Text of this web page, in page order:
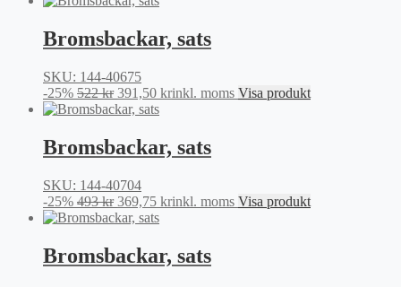
Bromsbackar, sats
SKU: 144-40675
-25% 522kr Det
ursprungliga
var:
522 kr.
391,50 krDet
391,50 kr.
inkl. moms Visa produkt
Bromsbackar, sats
SKU: 144-40704
-25% 493kr Det
ursprungliga
var:
493 kr.
369,75 krDet
369,75 kr.
inkl. moms Visa produkt
Bromsbackar, sats